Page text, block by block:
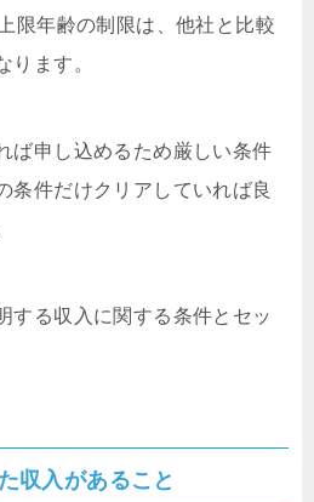
限年齢の制限は、他社と比較
ります。
ば申し込めるため厳しい条件
条件だけクリアしていれば良
する収入に関する条件とセッ
収入があること